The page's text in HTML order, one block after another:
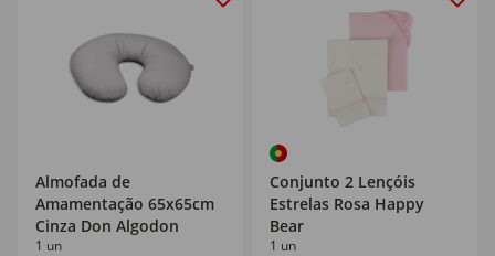
Almofada de
Amamentação 65x65cm
Cinza Don Algodon
1 un
Conjunto 2 Lençóis
Estrelas Rosa Happy
Bear
1 un